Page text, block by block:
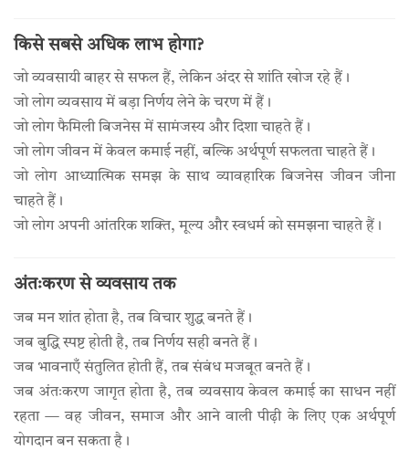
किसे सबसे अधिक लाभ होगा?
जो व्यवसायी बाहर से सफल हैं, लेकिन अंदर से शांति खोज रहे हैं।
जो लोग व्यवसाय में बड़ा निर्णय लेने के चरण में हैं।
जो लोग फैमिली बिजनेस में सामंजस्य और दिशा चाहते हैं।
जो लोग जीवन में केवल कमाई नहीं, बल्कि अर्थपूर्ण सफलता चाहते हैं।
जो लोग आध्यात्मिक समझ के साथ व्यावहारिक बिजनेस जीवन जीना
चाहते हैं।
जो लोग अपनी आंतरिक शक्ति, मूल्य और स्वधर्म को समझना चाहते हैं।
अंतःकरण से व्यवसाय तक
जब मन शांत होता है, तब विचार शुद्ध बनते हैं।
जब बुद्धि स्पष्ट होती है, तब निर्णय सही बनते हैं।
जब भावनाएँ संतुलित होती हैं, तब संबंध मजबूत बनते हैं।
जब अंतःकरण जागृत होता है, तब व्यवसाय केवल कमाई का साधन नहीं
रहता — वह जीवन, समाज और आने वाली पीढ़ी के लिए एक अर्थपूर्ण
योगदान बन सकता है।